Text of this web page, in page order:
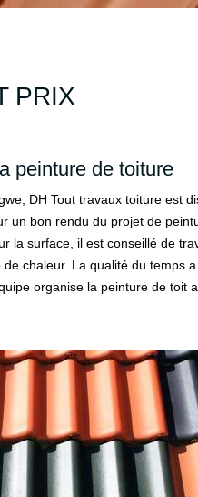
PRIX
peinture de toiture
DH Tout travaux toiture est
un bon rendu du projet de
la surface, il est conseillé de
chaleur. La qualité du temps
organise la peinture de toit